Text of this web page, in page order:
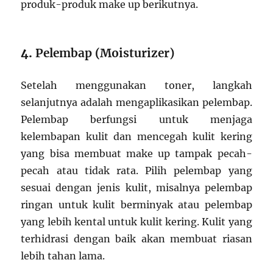
produk-produk make up berikutnya.
4.Pelembap (Moisturizer)
Setelah menggunakan toner, langkah
selanjutnya adalah mengaplikasikan pelembap.
Pelembap berfungsi untuk menjaga
kelembapan kulit dan mencegah kulit kering
yang bisa membuat make up tampak pecah-
pecah atau tidak rata. Pilih pelembap yang
sesuai dengan jenis kulit, misalnya pelembap
ringan untuk kulit berminyak atau pelembap
yang lebih kental untuk kulit kering. Kulit yang
terhidrasi dengan baik akan membuat riasan
lebih tahan lama.